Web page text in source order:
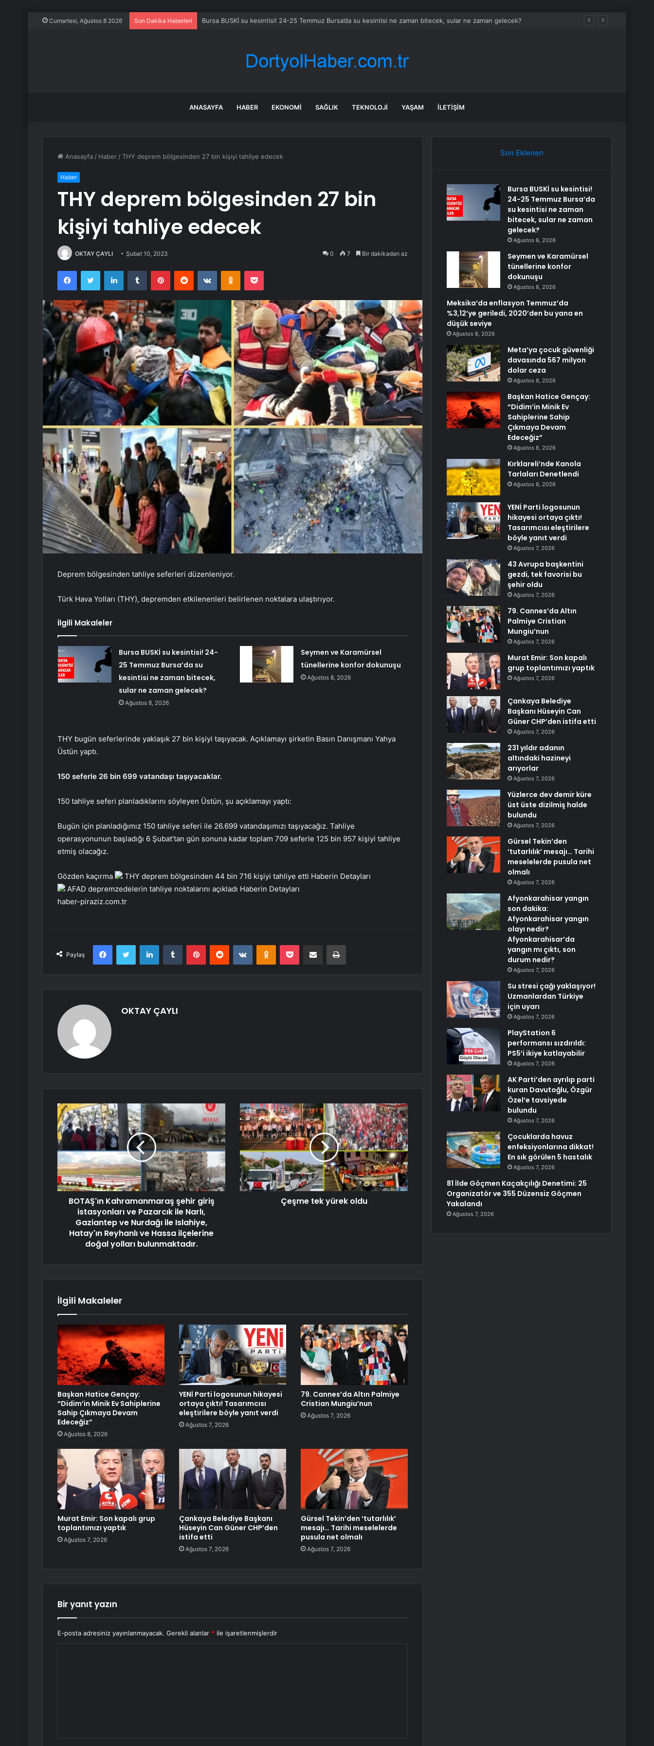
Cumartesi, Ağustos 8 2026 Son Dakika Haberleri Seymen ve Karamürsel tünellerine konfor dokunuşu
ANASAYFA HABER EKONOMI SAĞLIK TEKNOLOJI YAŞAM İLETIŞIM
Anasayfa / Haber /THY deprem bölgesinden 27 bin kişiyi tahliye edecek
Haber
THY deprem bölgesinden 27 bin
kişiyi tahliye edecek
OKTAY ÇAYLI Şubat 10, 2023 0 7 Bir dakikadan az
FacebookTwitter LinkedInTumblr PinterestReddit VKontakteOdnoklassniki
Pocket
Deprem bölgesinden tahliye seferleri düzenleniyor.
Türk Hava Yolları (THY), depremden etkilenenleri belirlenen noktalara ulaştırıyor.
İlgili Makaleler
Bursa BUSKİ su kesintisi! 24-
25 Temmuz Bursa’da su
kesintisi ne zaman bitecek,
sular ne zaman gelecek?
Ağustos 8, 2026
Seymen ve Karamürsel
tünellerine konfor dokunuşu
Ağustos 8, 2026
THY bugün seferlerinde yaklaşık 27 bin kişiyi taşıyacak. Açıklamayı şirketin Basın Danışmanı Yahya
Üstün yaptı.
150 seferle 26 bin 699 vatandaşı taşıyacaklar.
150 tahliye seferi planladıklarını söyleyen Üstün, şu açıklamayı yaptı:
Bugün için planladığımız 150 tahliye seferi ile 26.699 vatandaşımızı taşıyacağız. Tahliye
operasyonunun başladığı 6 Şubat’tan gün sonuna kadar toplam 709 seferle 125 bin 957 kişiyi tahliye
etmiş olacağız.
Gözden kaçırma THY deprem bölgesinden 44 bin 716 kişiyi tahliye etti Haberin Detayları
AFAD depremzedelerin tahliye noktalarını açıkladı Haberin Detayları
haber-piraziz.com.tr
Paylaş
FacebookTwitter LinkedInTumblr PinterestReddit VKontakteOdnoklassniki
Pocket E-Posta ile paylaş Yazdır
OKTAY ÇAYLI
BOTAŞ'ın Kahramanmaraş şehir giriş
istasyonları ve Pazarcık ile Narlı,
Gaziantep ve Nurdağı ile Islahiye,
Hatay'ın Reyhanlı ve Hassa ilçelerine
doğal yolları bulunmaktadır.
Çeşme tek yürek oldu
İlgili Makaleler
Başkan Hatice Gençay:
“Didim’in Minik Ev Sahiplerine
Sahip Çıkmaya Devam
Edeceğiz”
Ağustos 8, 2026
YENİ Parti logosunun hikayesi
ortaya çıktı! Tasarımcısı
eleştirilere böyle yanıt verdi
Ağustos 7, 2026
79. Cannes’da Altın Palmiye
Cristian Mungiu’nun
Ağustos 7, 2026
Murat Emir: Son kapalı grup
toplantımızı yaptık
Ağustos 7, 2026
Çankaya Belediye Başkanı
Hüseyin Can Güner CHP’den
istifa etti
Ağustos 7, 2026
Gürsel Tekin’den ‘tutarlılık’
mesajı… Tarihi meselelerde
pusula net olmalı
Ağustos 7, 2026
Bir yanıt yazın
E-posta adresiniz yayınlanmayacak. Gerekli alanlar * ile işaretlenmişlerdir
Son Eklenen
Bursa BUSKİ su kesintisi!
24-25 Temmuz Bursa’da
su kesintisi ne zaman
bitecek, sular ne zaman
gelecek?
Ağustos 8, 2026
Seymen ve Karamürsel
tünellerine konfor
dokunuşu
Ağustos 8, 2026
Meksika’da enflasyon Temmuz’da
%3,12’ye geriledi, 2020’den bu yana en
düşük seviye
Ağustos 8, 2026
Meta’ya çocuk güvenliği
davasında 567 milyon
dolar ceza
Ağustos 8, 2026
Başkan Hatice Gençay:
“Didim’in Minik Ev
Sahiplerine Sahip
Çıkmaya Devam
Edeceğiz”
Ağustos 8, 2026
Kırklareli’nde Kanola
Tarlaları Denetlendi
Ağustos 8, 2026
YENİ Parti logosunun
hikayesi ortaya çıktı!
Tasarımcısı eleştirilere
böyle yanıt verdi
Ağustos 7, 2026
43 Avrupa başkentini
gezdi, tek favorisi bu
şehir oldu
Ağustos 7, 2026
79. Cannes’da Altın
Palmiye Cristian
Mungiu’nun
Ağustos 7, 2026
Murat Emir: Son kapalı
grup toplantımızı yaptık
Ağustos 7, 2026
Çankaya Belediye
Başkanı Hüseyin Can
Güner CHP’den istifa etti
Ağustos 7, 2026
231 yıldır adanın
altındaki hazineyi
arıyorlar
Ağustos 7, 2026
Yüzlerce dev demir küre
üst üste dizilmiş halde
bulundu
Ağustos 7, 2026
Gürsel Tekin’den
‘tutarlılık’ mesajı… Tarihi
meselelerde pusula net
olmalı
Ağustos 7, 2026
Afyonkarahisar yangın
son dakika:
Afyonkarahisar yangın
olayı nedir?
Afyonkarahisar’da
yangın mı çıktı, son
durum nedir?
Ağustos 7, 2026
Su stresi çağı yaklaşıyor!
Uzmanlardan Türkiye
için uyarı
Ağustos 7, 2026
PlayStation 6
performansı sızdırıldı:
PS5’i ikiye katlayabilir
Ağustos 7, 2026
AK Parti’den ayrılıp parti
kuran Davutoğlu, Özgür
Özel’e tavsiyede
bulundu
Ağustos 7, 2026
Çocuklarda havuz
enfeksiyonlarına dikkat!
En sık görülen 5 hastalık
Ağustos 7, 2026
81 İlde Göçmen Kaçakçılığı Denetimi: 25
Organizatör ve 355 Düzensiz Göçmen
Yakalandı
Ağustos 7, 2026